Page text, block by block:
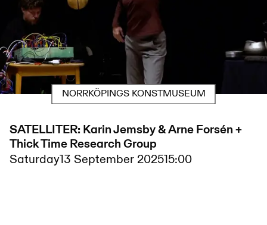
NORRKÖPINGS KONSTMUSEUM
SATELLITER: Karin Jemsby & Arne Forsén +
Thick Time Research Group
Saturday13 September 202515:00